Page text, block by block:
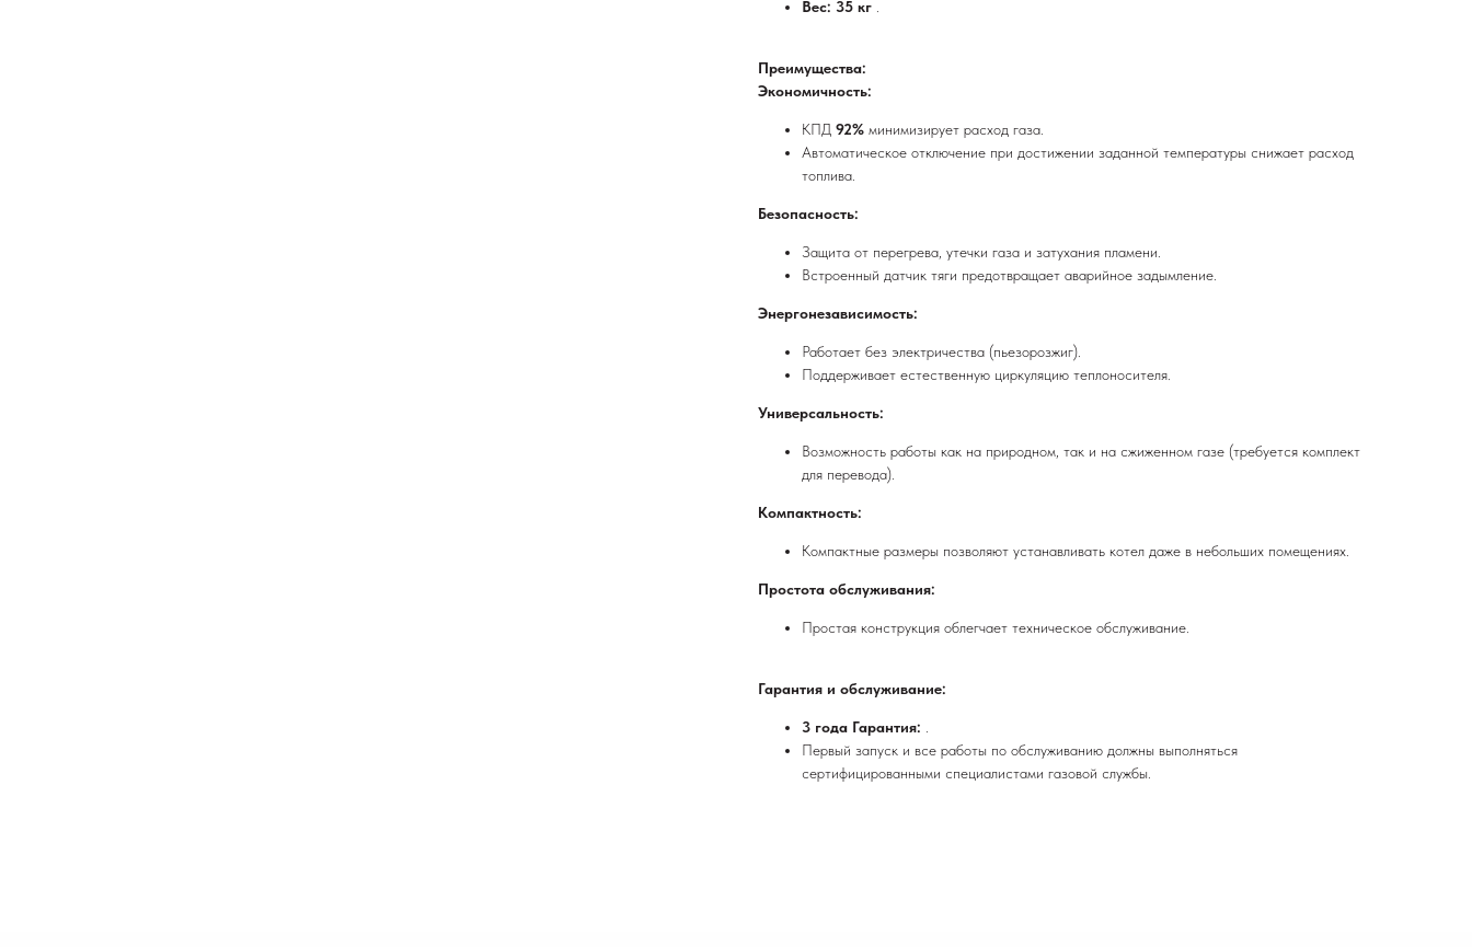
Вес: 35 кг
Преимущества:
Экономичность:
КПД 92% минимизирует расход газа.
Автоматическое отключение при достижении заданной температуры снижает расход
топлива.
Безопасность:
Защита от перегрева, утечки газа и затухания пламени.
Встроенный датчик тяги предотвращает аварийное задымление.
Энергонезависимость:
Работает без электричества (пьезорозжиг).
Поддерживает естественную циркуляцию теплоносителя.
Универсальность:
Возможность работы как на природном, так и на сжиженном газе (требуется комплект
для перевода).
Компактность:
Компактные размеры позволяют устанавливать котел даже в небольших помещениях.
Простота обслуживания:
Простая конструкция облегчает техническое обслуживание.
Гарантия и обслуживание:
3 года Гарантия:
Первый запуск и все работы по обслуживанию должны выполняться
сертифицированными специалистами газовой службы.